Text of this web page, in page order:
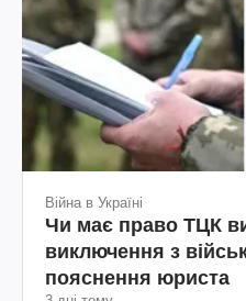
Війна в Україні
Чи має право ТЦК
виключення з
пояснення юриста